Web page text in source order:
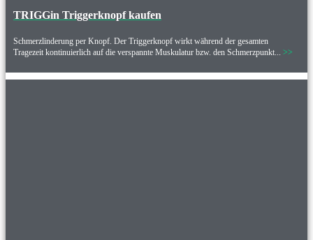
TRIGGin Triggerknopf kaufen
Schmerzlinderung per Knopf. Der Triggerknopf wirkt während der gesamten
Tragezeit kontinuierlich auf die verspannte Muskulatur bzw. den Schmerzpunkt... >>